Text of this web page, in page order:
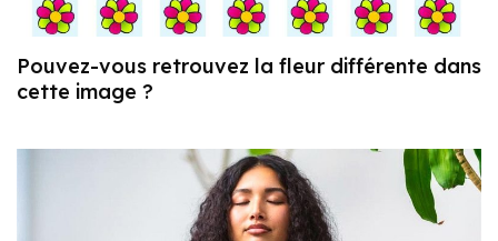
Pouvez-vous retrouvez la fleur différente dans
cette image ?